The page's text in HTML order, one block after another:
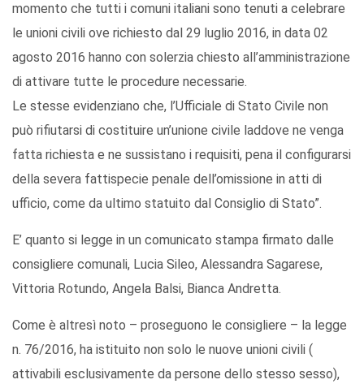
momento che tutti i comuni italiani sono tenuti a celebrare
le unioni civili ove richiesto dal 29 luglio 2016, in data 02
agosto 2016 hanno con solerzia chiesto all’amministrazione
di attivare tutte le procedure necessarie.
Le stesse evidenziano che, l’Ufficiale di Stato Civile non
può rifiutarsi di costituire un’unione civile laddove ne venga
fatta richiesta e ne sussistano i requisiti, pena il configurarsi
della severa fattispecie penale dell’omissione in atti di
ufficio, come da ultimo statuito dal Consiglio di Stato”.
E’ quanto si legge in un comunicato stampa firmato dalle
consigliere comunali, Lucia Sileo, Alessandra Sagarese,
Vittoria Rotundo, Angela Balsi, Bianca Andretta.
Come è altresì noto – proseguono le consigliere – la legge
n. 76/2016, ha istituito non solo le nuove unioni civili (
attivabili esclusivamente da persone dello stesso sesso),